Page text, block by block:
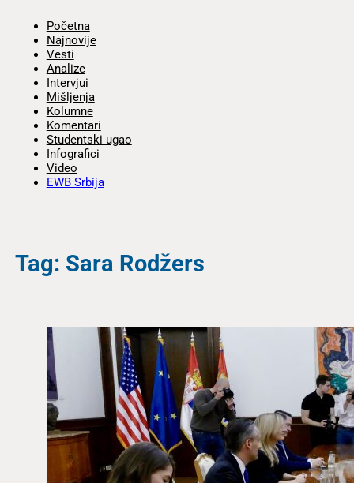
Početna
Najnovije
Vesti
Analize
Intervjui
Mišljenja
Kolumne
Komentari
Studentski ugao
Infografici
Video
EWB Srbija
Tag: Sara Rodžers